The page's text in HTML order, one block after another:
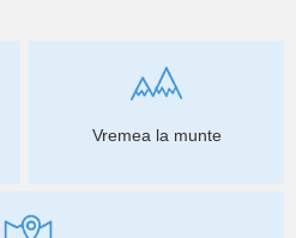
Vremea la munte